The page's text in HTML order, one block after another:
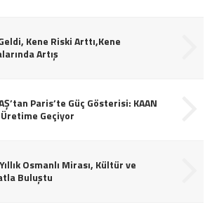
Kene Riski Arttı,Kene
Artış
Paris’te Güç Gösterisi: KAAN
Geçiyor
Osmanlı Mirası, Kültür ve
Buluştu